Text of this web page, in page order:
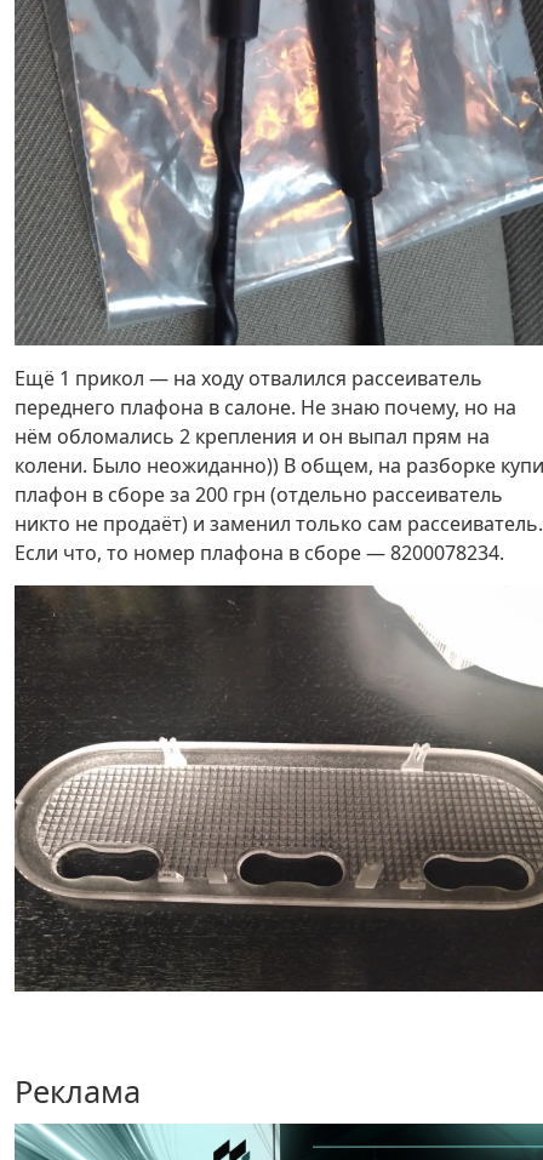
Ещё 1 прикол — на ходу отвалился рассеиватель
переднего плафона в салоне. Не знаю почему, но на
нём обломались 2 крепления и он выпал прям на
колени. Было неожиданно)) В общем, на разборке
плафон в сборе за 200 грн (отдельно рассеиватель
никто не продаёт) и заменил только сам рассеиватель.
Если что, то номер плафона в сборе — 8200078234.
Реклама